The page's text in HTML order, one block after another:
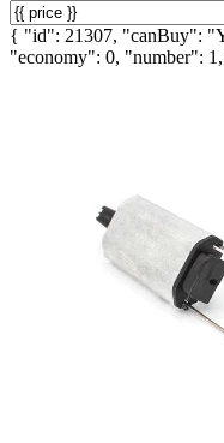
{ "id": 21307, "canBuy":
"economy": 0, "number":